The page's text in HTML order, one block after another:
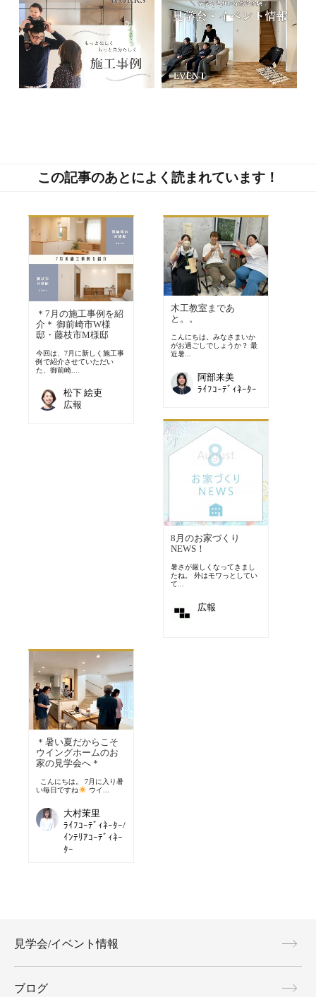
この記事のあとによく読まれています！
＊7月の施工事例を紹
介＊ 御前崎市W様
邸・藤枝市M様邸
今回は、7月に新しく施工事
例で紹介させていただい
た、御前崎....
松下 絵吏
広報
木工教室まであ
と。。
こんにちは。みなさまいか
がお過ごしでしょうか？ 最
近暑...
阿部来美
ﾗｲﾌｺｰﾃﾞｨﾈｰﾀｰ
8月のお家づくり
NEWS！
暑さが厳しくなってきまし
たね。 外はモワっとしてい
て...
広報
＊暑い夏だからこそ
ウイングホームのお
家の見学会へ＊
こんにちは。 7月に入り暑
い毎日ですね
ウイ...
大村茉里
ﾗｲﾌｺｰﾃﾞｨﾈｰﾀｰ/
ｲﾝﾃﾘｱｺｰﾃﾞｨﾈｰ
ﾀｰ
見学会/イベント情報
ブログ